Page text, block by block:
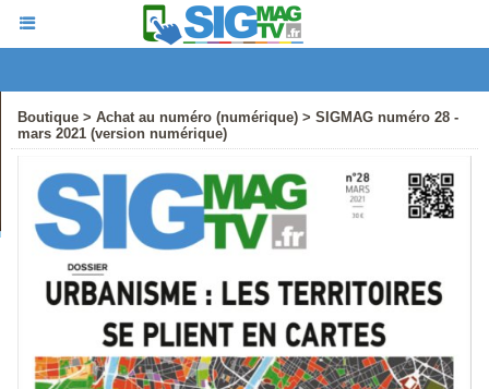
Boutique > Achat au numéro (numérique) > SIGMAG numéro 28 -
mars 2021 (version numérique)